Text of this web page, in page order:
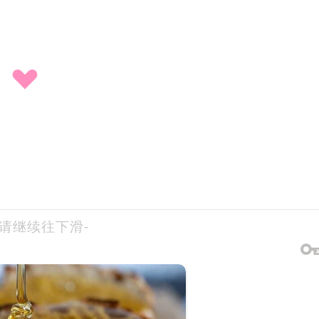
继续往下滑-